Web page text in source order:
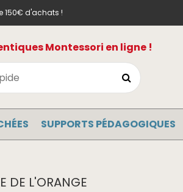
150€ d'achats !
Montessori en ligne !
SUPPORTS PÉDAGOGIQUES
DE L'ORANGE